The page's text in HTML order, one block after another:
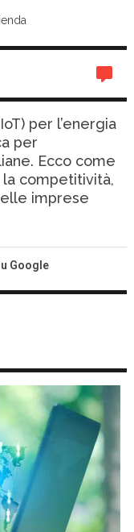
per l’energia
per
Ecco come
la competitività,
imprese
Google